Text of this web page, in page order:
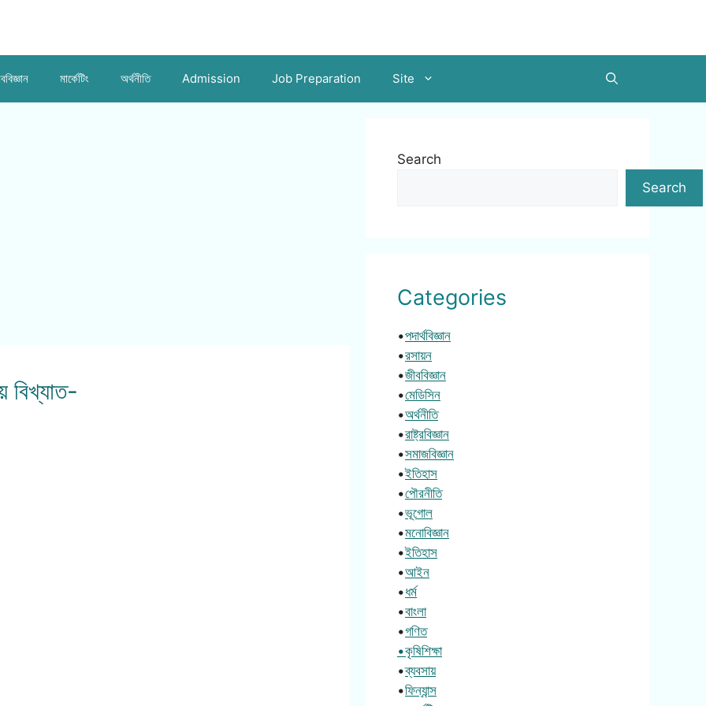
মার্কেটিং অর্থনীতি Admission Job Preparation Site
বিখ্যাত-
Search
Search
Categories
•পদার্থবিজ্ঞান
•রসায়ন
•জীববিজ্ঞান
•মেডিসিন
•অর্থনীতি
•রাষ্ট্রবিজ্ঞান
•সমাজবিজ্ঞান
•ইতিহাস
•পৌরনীতি
•ভূগোল
•মনোবিজ্ঞান
•ইতিহাস
•আইন
•ধর্ম
•বাংলা
•গণিত
•কৃষিশিক্ষা
•ব্যবসায়
•ফিন্যান্স